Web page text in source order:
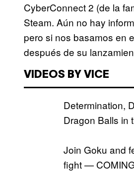
CyberConnect 2 (de la
Steam. Aún no hay
pero si nos basamos en
después de su
VIDEOS BY VICE
Determination,
Dragon Balls in
Join Goku and
fight —